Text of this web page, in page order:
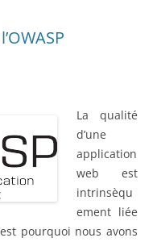
La qualité
d’une
application
web est
intrinsèqu
ement liée
pourquoi nous avons